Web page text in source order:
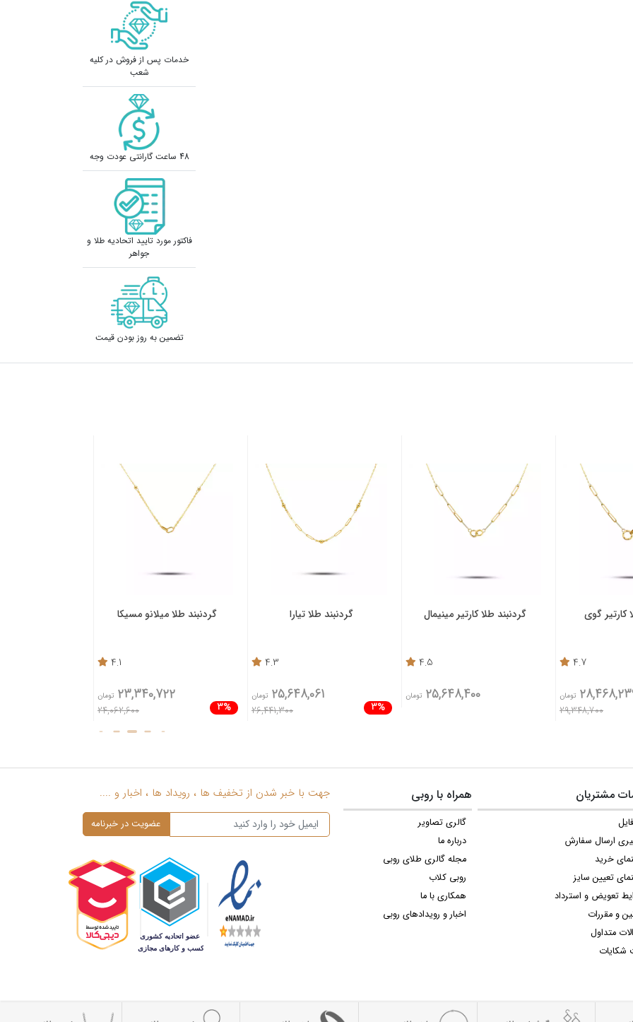
خدمات پس از فروش در کلیه
شعب
48 ساعت گارانتی عودت وجه
فاکتور مورد تایید اتحادیه طلا و
جواهر
تضمین به روز بودن قیمت
کارتیر گوی
4.7
تومان
29,348,700
گردنبند طلا کارتیر مینیمال
4.5
25,648,400 تومان
گردنبند طلا تیارا
4.3
3%
25,648,061 تومان
26,441,300
گردنبند طلا میلانو مسیکا
4.1
3%
23,340,722 تومان
24,062,600
مشتریان
ارسال سفارش
خرید
تعیین سایز
تعویض و استرداد
و مقررات
متداول
شکایات
همراه با روبی
گالری تصاویر
درباره ما
مجله گالری طلای روبی
روبی کلاب
همکاری با ما
اخبار و رویدادهای روبی
جهت با خبر شدن از تخفیف ها ، رویداد ها ، اخبار و ....